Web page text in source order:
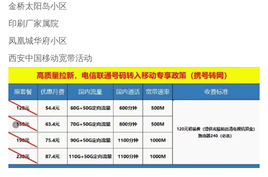
金桥太阳岛小区
印刷厂家属院
凤凰城华府小区
西安中国移动宽带活动